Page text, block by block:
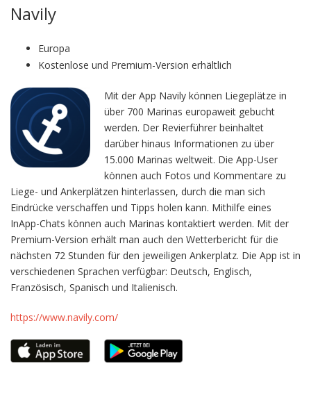
Navily
Europa
Kostenlose und Premium-Version erhältlich
Mit der App Navily können Liegeplätze in
über 700 Marinas europaweit gebucht
werden. Der Revierführer beinhaltet
darüber hinaus Informationen zu über
15.000 Marinas weltweit. Die App-User
können auch Fotos und Kommentare zu
Liege- und Ankerplätzen hinterlassen, durch die man sich
Eindrücke verschaffen und Tipps holen kann. Mithilfe eines
InApp-Chats können auch Marinas kontaktiert werden. Mit der
Premium-Version erhält man auch den Wetterbericht für die
nächsten 72 Stunden für den jeweiligen Ankerplatz. Die App ist in
verschiedenen Sprachen verfügbar: Deutsch, Englisch,
Französisch, Spanisch und Italienisch.
https://www.navily.com/